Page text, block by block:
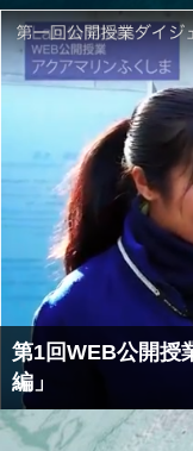
第1回WEB公開授
編」